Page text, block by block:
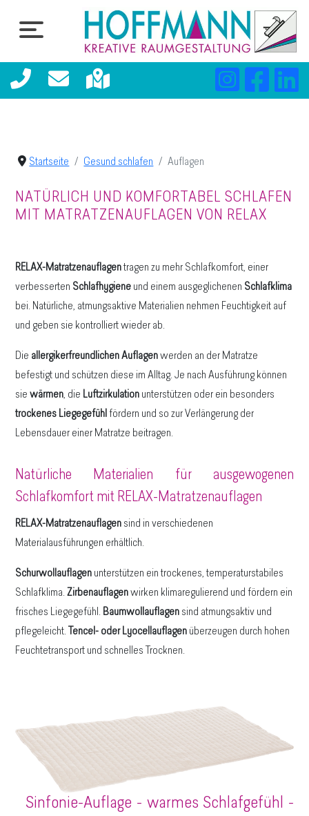
Startseite Gesund schlafen Auflagen
NATÜRLICH UND KOMFORTABEL SCHLAFEN
MIT MATRATZENAUFLAGEN VON RELAX
RELAX-Matratzenauflagentragen zu mehr Schlafkomfort, einer
verbesserten Schlafhygiene und einem ausgeglichenen Schlafklima
bei. Natürliche, atmungsaktive Materialien nehmen Feuchtigkeit auf
und geben sie kontrolliert wieder ab.
Die allergikerfreundlichen Auflagenwerden an der Matratze
befestigt und schützen diese im Alltag. Je nach Ausführung können
siewärmen, die Luftzirkulation unterstützen oder ein besonders
trockenes Liegegefühlfördern und so zur Verlängerung der
Lebensdauer einer Matratze beitragen.
Natürliche Materialien für ausgewogenen
Schlafkomfort mit RELAX-Matratzenauflagen
RELAX-Matratzenauflagen sind in verschiedenen
Materialausführungen erhältlich.
Schurwollauflagen unterstützen ein trockenes, temperaturstabiles
Schlafklima.Zirbenauflagenwirken klimaregulierend und fördern ein
frisches Liegegefühl. Baumwollauflagen sind atmungsaktiv und
pflegeleicht. Tencel- oder Lyocellauflagen überzeugen durch hohen
Feuchtetransport und schnelles Trocknen.
Sinfonie-Auflage - warmes Schlafgefühl -